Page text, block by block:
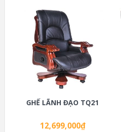
GHẾ LÃNH ĐẠO TQ21
12,699,000₫